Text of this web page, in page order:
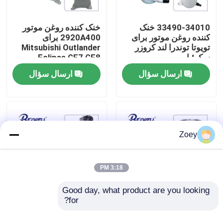
درباره ما
تور کارخانه
کنترل کیفیت
با ما تماس بگیرید
اخبار
33490-34010 خنک
کننده روغن موتور برای
تویوتا توندرا لند کروزر
سکوئیا
ارسال سؤال
خنک کننده روغن موتور
2920A400 برای
Mitsubishi Outlander
Eclipse GF7 GF8
2012-2016
ارسال سؤال
ME015217 ME017476
Zoey
3:18 PM
Good day, what product are you looking
for?